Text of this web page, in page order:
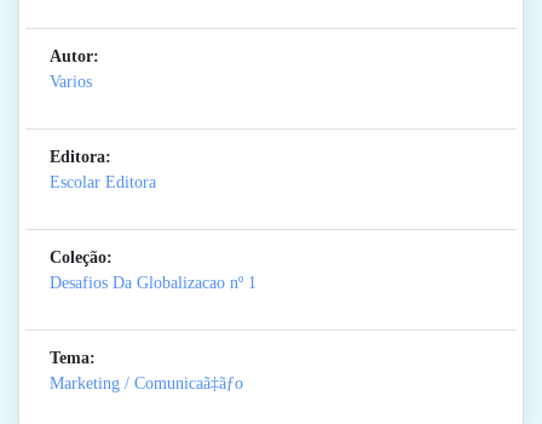
Autor:
Varios
Editora:
Escolar Editora
Coleção:
Desafios Da Globalizacao nº 1
Tema:
Marketing / Comunicaã‡ãƒo